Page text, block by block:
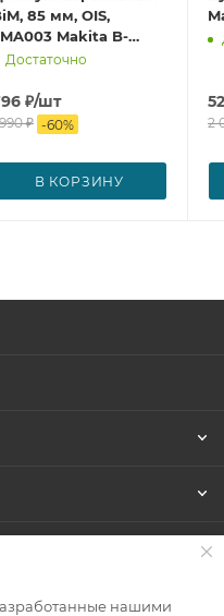
85 мм, OIS,
Makita B-
Достаточно
₽/шт
₽ -60%
В КОРЗИНУ
2
нашими